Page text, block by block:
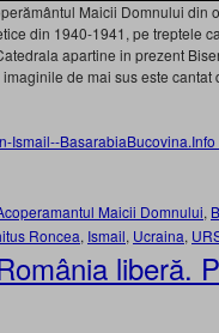
Maicii Domnului din
din 1940-1941, pe treptele
apartine in prezent
imaginile de mai sus este
Maicii Domnului,
Roncea, Ismail, Ucraina,
liberă.